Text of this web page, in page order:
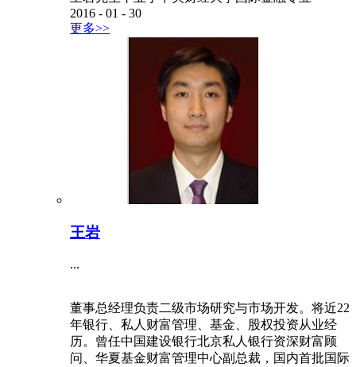
2016 - 01 - 30
更多>>
王岩
...
董事总经理负责二级市场研究与市场开发。将近22
年银行、私人财富管理、基金、股权投资从业经
历。曾任中国建设银行北京私人银行资深财富顾
问、华夏基金财富管理中心副总裁，国内首批国际